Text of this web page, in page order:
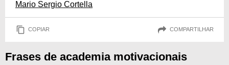
Mario Sergio Cortella
COPIAR COMPARTILHAR
Frases de academia motivacionais